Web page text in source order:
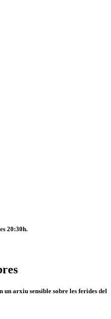
20:30h.
arxiu sensible sobre les ferides del